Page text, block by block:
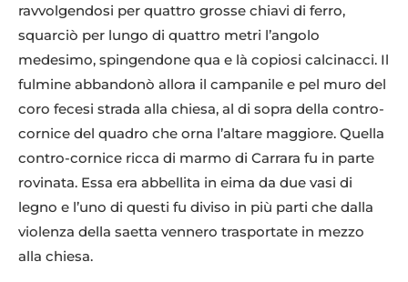
ravvolgendosi per quattro grosse chiavi di ferro,
squarciò per lungo di quattro metri l’angolo
medesimo, spingendone qua e là copiosi calcinacci. Il
fulmine abbandonò allora il campanile e pel muro del
coro fecesi strada alla chiesa, al di sopra della contro-
cornice del quadro che orna l’altare maggiore. Quella
contro-cornice ricca di marmo di Carrara fu in parte
rovinata. Essa era abbellita in eima da due vasi di
legno e l’uno di questi fu diviso in più parti che dalla
violenza della saetta vennero trasportate in mezzo
alla chiesa.